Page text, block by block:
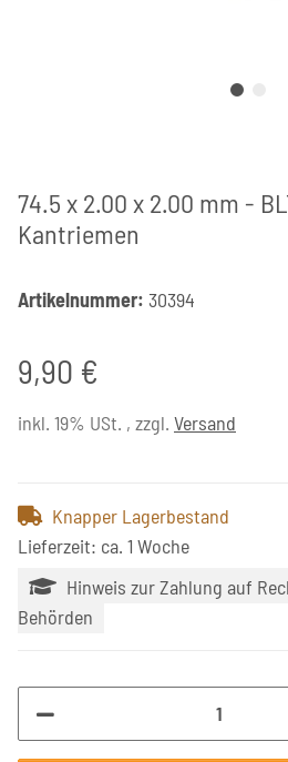
74.5 x 2.00 x 2.00 mm -
Kantriemen
Artikelnummer: 30394
9,90 €
inkl. 19% USt. , zzgl. Versand
Knapper Lagerbestand
Lieferzeit: ca. 1 Woche
Hinweis zur Zahlung auf
Behörden